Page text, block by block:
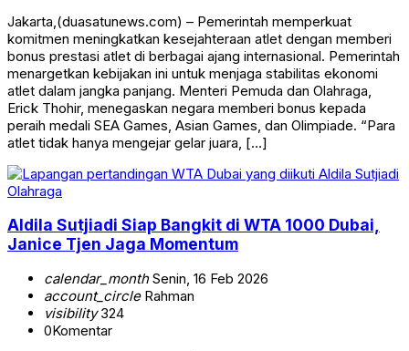
Jakarta,(duasatunews.com) – Pemerintah memperkuat
komitmen meningkatkan kesejahteraan atlet dengan memberi
bonus prestasi atlet di berbagai ajang internasional. Pemerintah
menargetkan kebijakan ini untuk menjaga stabilitas ekonomi
atlet dalam jangka panjang. Menteri Pemuda dan Olahraga,
Erick Thohir, menegaskan negara memberi bonus kepada
peraih medali SEA Games, Asian Games, dan Olimpiade. “Para
atlet tidak hanya mengejar gelar juara, […]
Olahraga
Aldila Sutjiadi Siap Bangkit di WTA 1000 Dubai,
Janice Tjen Jaga Momentum
calendar_monthSenin, 16 Feb 2026
account_circleRahman
visibility324
0Komentar